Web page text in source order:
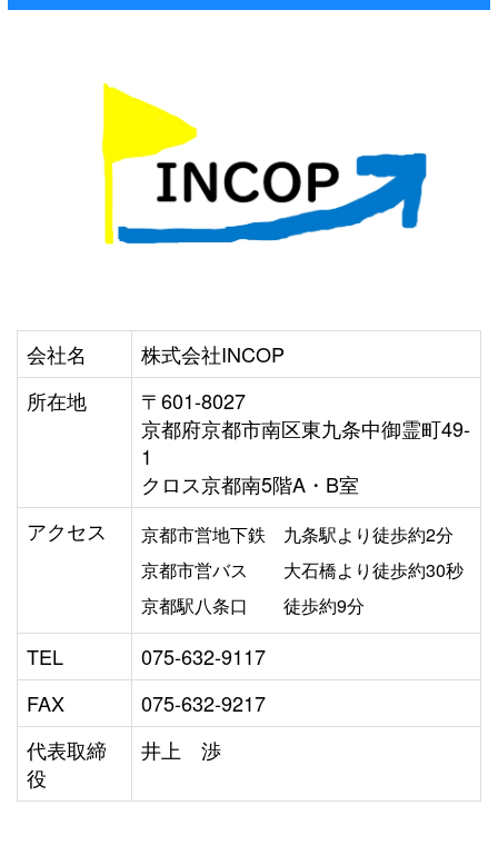
会社名
株式会社INCOP
所在地
〒601-8027
京都府京都市南区東九条中御霊町49-
1
クロス京都南5階A・B室
アクセス
京都市営地下鉄 九条駅より徒歩約2分
京都市営バス 大石橋より徒歩約30秒
京都駅八条口 徒歩約9分
TEL
075-632-9117
FAX
075-632-9217
代表取締
役
井上 渉